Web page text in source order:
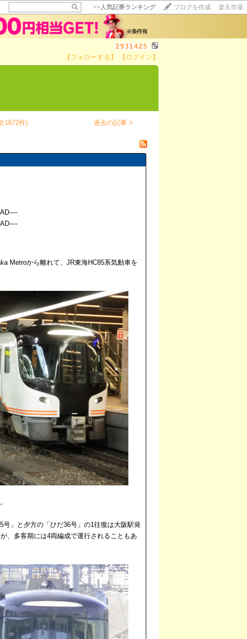
>>人気記事ランキング ブログを作成 楽天市場
2931425
【フォローする】 【ログイン】
1672件) 過去の記事 >
Metroから離れて、JR東海HC85系気動車を
」と夕方の「ひだ36号」の1往復は大阪駅発
、多客期には4両編成で運行されることもあ